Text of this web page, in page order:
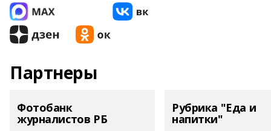
Партнеры
Фотобанк
журналистов РБ
Рубрика "Еда и
напитки"